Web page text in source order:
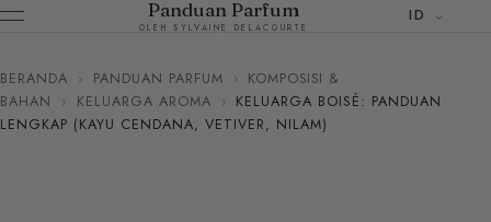
Panduan Parfum
OLEH SYLVAINE DELACOURTE
ID
BERANDA › PANDUAN PARFUM › KOMPOSISI &
BAHAN
› KELUARGA AROMA › KELUARGA BOISÉ: PANDUAN
LENGKAP (KAYU CENDANA, VETIVER, NILAM)